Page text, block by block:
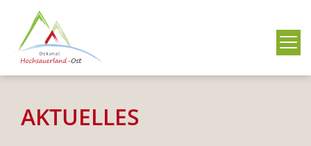
AKTUELLES